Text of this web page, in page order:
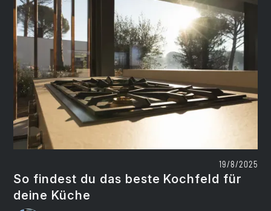
19/8/2025
So findest du das beste Kochfeld für
deine Küche